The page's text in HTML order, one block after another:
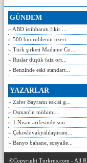
GÜNDEM
» ABD istihbaratı fikir ...
» 500 bin rublenin üzeri...
» Türk şirketi Madame Co...
» Ruslar düşük faiz ort...
» Benzinde eski standart...
YAZARLAR
» Zafer Bayramı eskisi g...
» Osman'ın mühimi...
» 1 Nisan arifesinde son...
» Çekoslovakyalılaştıram...
» Banyo bahane, sosyalle...
©Copyright Turkrus.com - All